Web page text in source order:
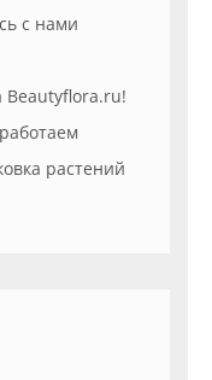
с нами
Beautyflora.ru!
растений